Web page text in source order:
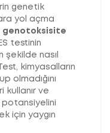
genetik
yol açma
genotoksisite
testinin
nasıl
kimyasalların
olmadığını
kullanır ve
potansiyelini
için yaygın